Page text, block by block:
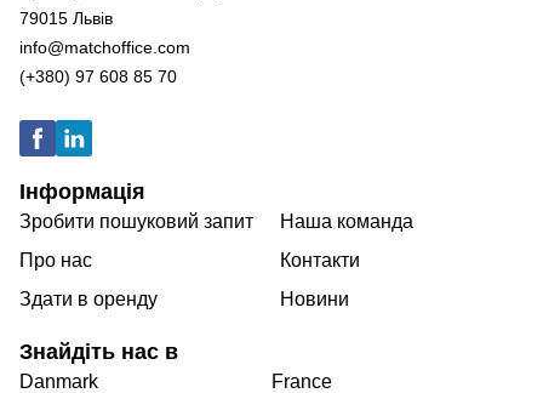
79015 Львів
info@matchoffice.com
(+380) 97 608 85 70
Інформація
Зробити пошуковий запит
Про нас
Здати в оренду
Наша команда
Контакти
Новини
Знайдіть нас в
Danmark
France